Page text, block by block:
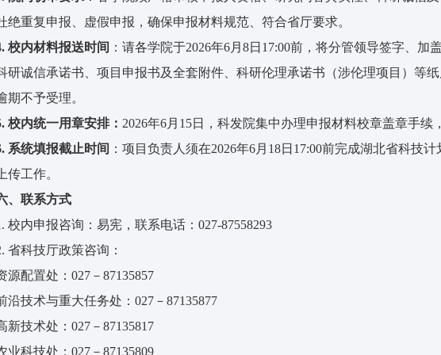
绝重复申报、虚假申报，确保申报材料规范、符合省厅要求。
. 校内材料报送时间 ：请各学院于2026年6月8日17:00前，将分管领导签字、加
研诚信承诺书、项目申报书及全套附件、科研伦理承诺书（涉伦理项目）等
期不予受理。
. 校内统一用章安排： 2026年6月15日，科发院集中办理申报材料校章盖章手续
. 系统填报截止时间 ：项目负责人须在2026年6月18日17:00前完成湖北省科技
传工作。
、联系方式
校内申报咨询：易宪，联系电话：027-87558293
省科技厅政策咨询：
源配置处：027－87135857
沿技术与重大任务处：027－87135877
新技术处：027－87135817
业科技处：027－87135809